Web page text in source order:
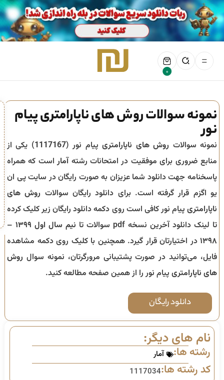
0
نمونه سوالات روش های ناپارامتری پیام
نور
نمونه سوالات روش های ناپارامتریپیام نور (1117167) یکی از
منابع ضروری برای موفقیت در امتحانات رشتهآماراست که همراه
پاسخنامه جهت دانلود شما عزیزان به صورت رایگان در سایت پی ان
یو اگزم قرار گرفته است. برای دانلود رایگان سوالات روش های
ناپارامتری پیام نور کافی است روی دکمه دانلود رایگان زیر کلیک کرده
تا لینک دانلود آخرین نسخه pdf سوالات تا
نیم سال اول ۱۳۹۹ –
۱۳۹۸ در اختیارتان قرار گیرد. همچنین با کلیک روی دکمه مشاهده
فایل، می‌توانید در صورت پشتیبانی مرورگرتان، نمونه سوال روش
های ناپارامتری پیام نور را از همین صفحه مطالعه کنید.
دانلود رایگان
نام های دیگر:
رشته ها: آمار
کد رشته ها:1117034